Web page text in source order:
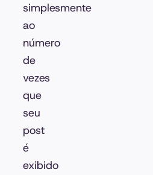
simplesmente
ao
número
de
vezes
que
seu
post
é
exibido